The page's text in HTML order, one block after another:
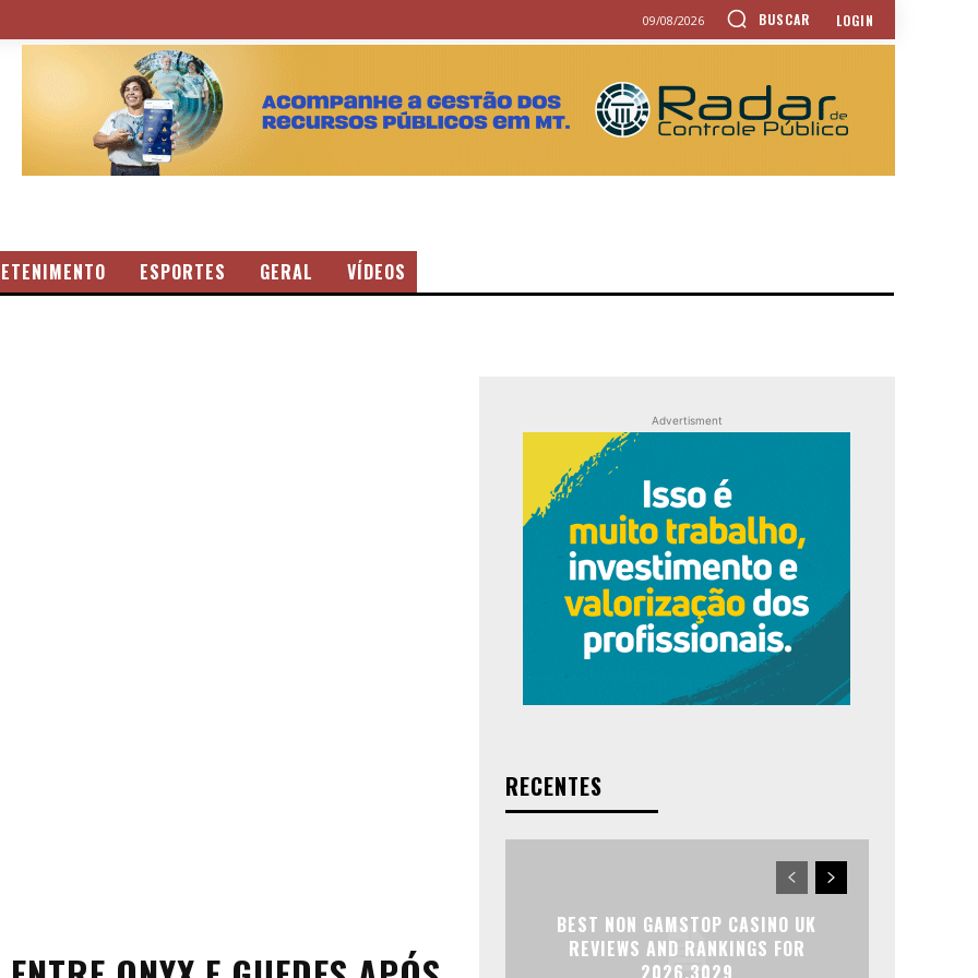
09/08/2026 BUSCAR LOGIN
ESPORTES GERAL VÍDEOS
Advertisment
RECENTES
BEST NON GAMSTOP CASINO UK
REVIEWS AND RANKINGS FOR